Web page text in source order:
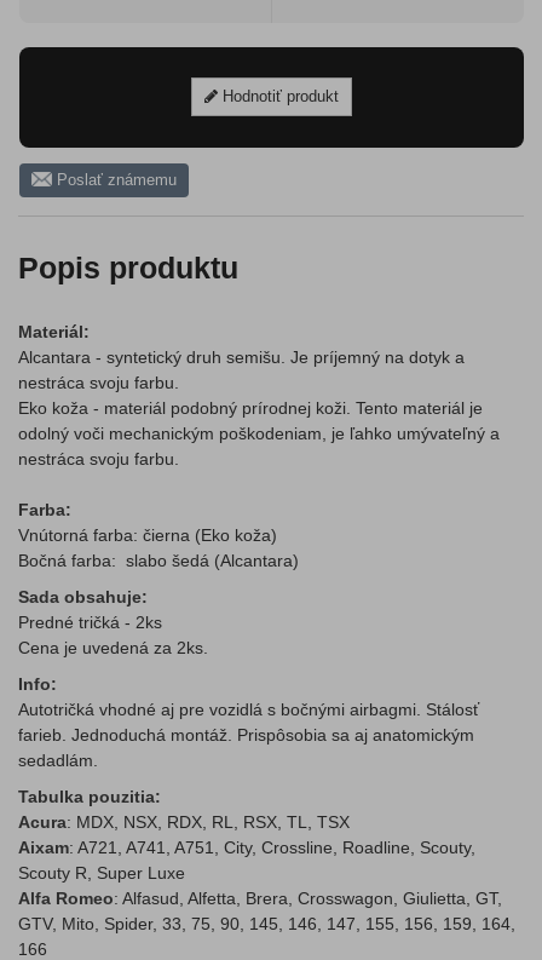
Hodnotiť produkt
Poslať známemu
Popis produktu
Materiál:
Alcantara - syntetický druh semišu. Je príjemný na dotyk a
nestráca svoju farbu.
Eko koža - materiál podobný prírodnej koži. Tento materiál je
odolný voči mechanickým poškodeniam, je ľahko umývateľný a
nestráca svoju farbu.
Farba:
Vnútorná farba: čierna (Eko koža)
Bočná farba: slabo šedá (Alcantara)
Sada obsahuje:
Predné tričká - 2ks
Cena je uvedená za 2ks.
Info:
Autotričká vhodné aj pre vozidlá s bočnými airbagmi. Stálosť
farieb. Jednoduchá montáž. Prispôsobia sa aj anatomickým
sedadlám.
Tabulka pouzitia:
Acura: MDX, NSX, RDX, RL, RSX, TL, TSX
Aixam: A721, A741, A751, City, Crossline, Roadline, Scouty,
Scouty R, Super Luxe
Alfa Romeo: Alfasud, Alfetta, Brera, Crosswagon, Giulietta, GT,
GTV, Mito, Spider, 33, 75, 90, 145, 146, 147, 155, 156, 159, 164,
166